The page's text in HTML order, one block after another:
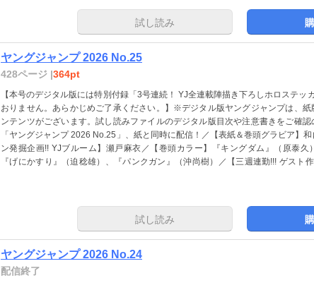
試し読み
ヤングジャンプ 2026 No.25
428ページ |364pt
【本号のデジタル版には特別付録「3号連続！ YJ全連載陣描き下ろしホロステッ
おりません。あらかじめご了承ください。】※デジタル版ヤングジャンプは、紙
ンテンツがございます。試し読みファイルのデジタル版目次や注意書きをご確認
「ヤングジャンプ 2026 No.25」、紙と同時に配信！／【表紙＆巻頭グラビア】
ン発掘企画!! YJブルーム】瀬戸麻衣／【巻頭カラー】『キングダム』（原泰久
『げにかすり』（迫稔雄）、『パンクガン』（沖尚樹）／【三週連勤!!! ゲスト
人』（リック・ベッジオ）／【三週連勤!!! ゲスト作家職業読切（3）】『加齢な
試し読み
ヤングジャンプ 2026 No.24
配信終了